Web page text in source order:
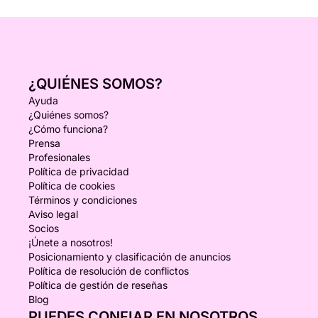
¿QUIÉNES SOMOS?
Ayuda
¿Quiénes somos?
¿Cómo funciona?
Prensa
Profesionales
Política de privacidad
Política de cookies
Términos y condiciones
Aviso legal
Socios
¡Únete a nosotros!
Posicionamiento y clasificación de anuncios
Política de resolución de conflictos
Política de gestión de reseñas
Blog